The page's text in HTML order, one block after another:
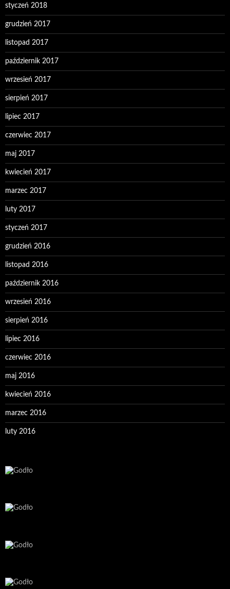
styczeń 2018
grudzień 2017
listopad 2017
październik 2017
wrzesień 2017
sierpień 2017
lipiec 2017
czerwiec 2017
maj 2017
kwiecień 2017
marzec 2017
luty 2017
styczeń 2017
grudzień 2016
listopad 2016
październik 2016
wrzesień 2016
sierpień 2016
lipiec 2016
czerwiec 2016
maj 2016
kwiecień 2016
marzec 2016
luty 2016